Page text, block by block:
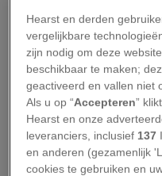
gebergte, de
maximaal 2500
behoort het volgens
mooie berggebieden
gebergte bestaat uit
Westelijke Tatra, de
en de Witte Tatra
Hearst en derden
vergelijkbare
zijn nodig om deze
beschikbaar te maken;
geactiveerd en vallen niet
Als u op “Accepteren”
Hearst en onze
leveranciers, inclusief 137
en anderen (gezamenlijk
cookies te gebruiken en